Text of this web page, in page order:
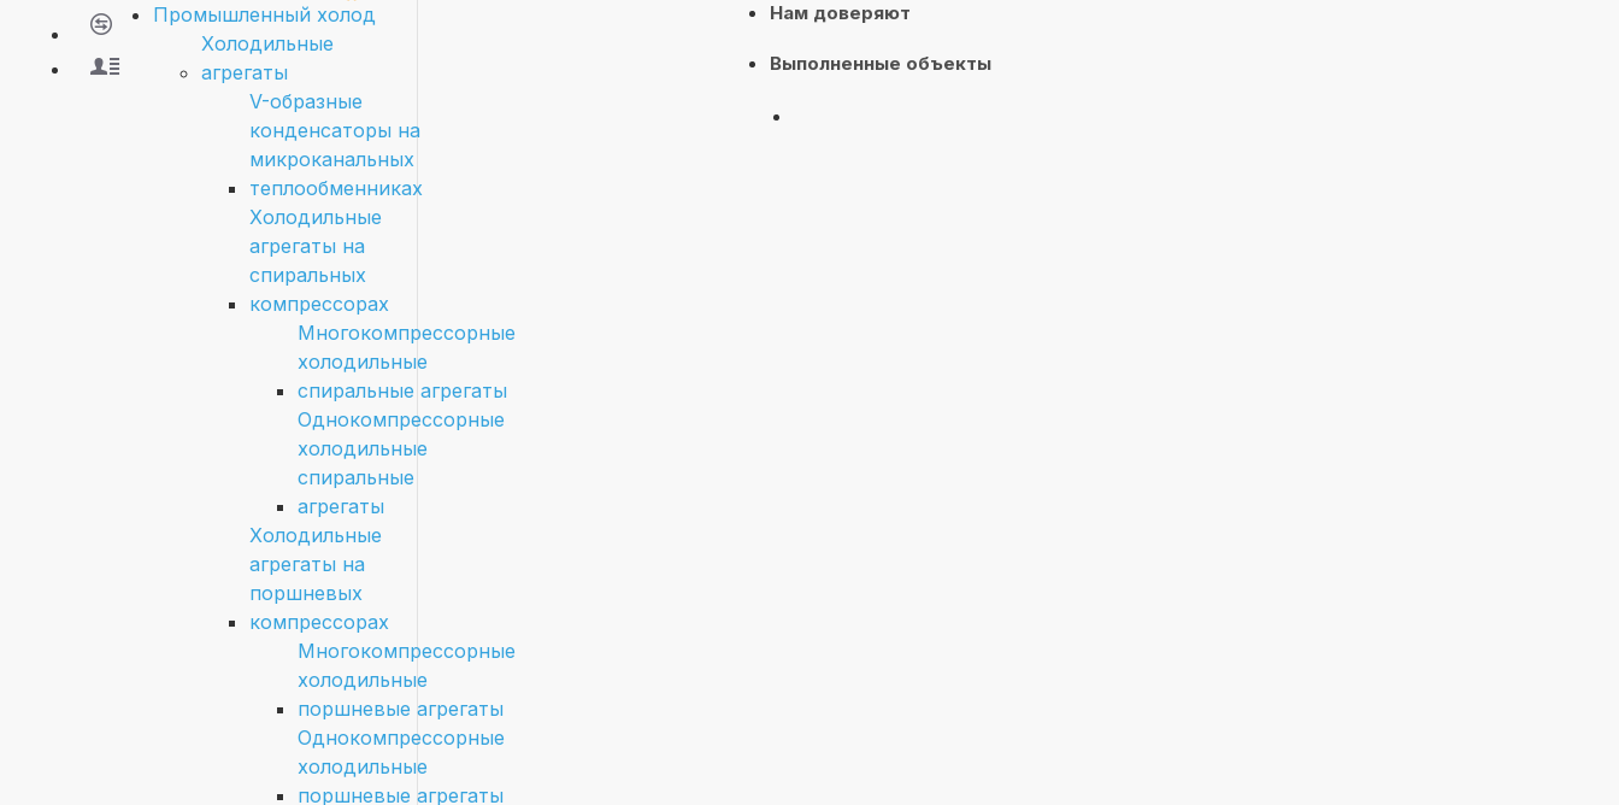
Нам доверяют
Выполненные объекты
Промышленный холод
Холодильные
агрегаты
V-образные
конденсаторы на
микроканальных
теплообменниках
Холодильные
агрегаты на
спиральных
компрессорах
Многокомпрессорные
холодильные
спиральные агрегаты
Однокомпрессорные
холодильные
спиральные
агрегаты
Холодильные
агрегаты на
поршневых
компрессорах
Многокомпрессорные
холодильные
поршневые агрегаты
Однокомпрессорные
холодильные
поршневые агрегаты